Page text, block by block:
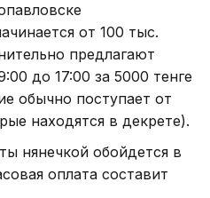
от 100 тыс.
предлагают
до 17:00 за 5000 тенге
обычно поступает от
находятся в декрете).
нянечкой обойдется в
оплата составит